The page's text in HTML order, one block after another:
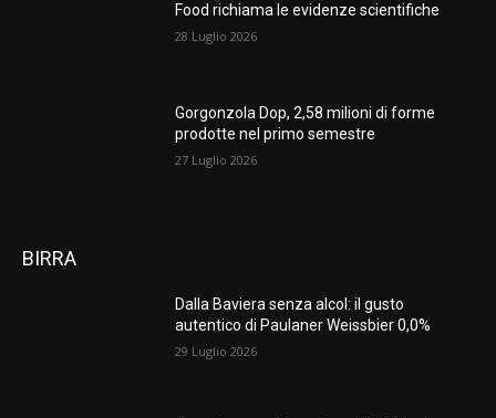
Food richiama le evidenze scientifiche
28 Luglio 2026
Gorgonzola Dop, 2,58 milioni di forme
prodotte nel primo semestre
27 Luglio 2026
BIRRA
Dalla Baviera senza alcol: il gusto
autentico di Paulaner Weissbier 0,0%
29 Luglio 2026